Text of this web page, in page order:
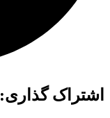
اشتراک گذاری: